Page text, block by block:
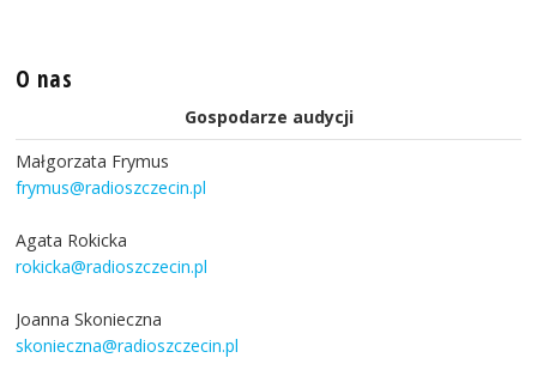
O nas
Gospodarze audycji
Małgorzata Frymus
frymus@radioszczecin.pl
Agata Rokicka
rokicka@radioszczecin.pl
Joanna Skonieczna
skonieczna@radioszczecin.pl